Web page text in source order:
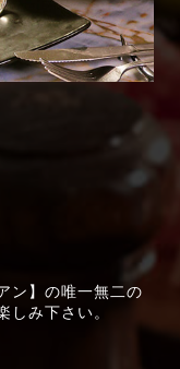
ン】の唯一無二の
しみ下さい。